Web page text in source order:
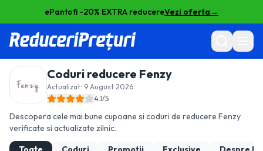
ePantofi -20% EXTRA reducereVezi oferta→
Coduri reducere Fenzy
Actualizat: 9 August 2026
4.1/5
Descopera cele mai bune cupoane si coduri de reducere Fenzy
verificate si actualizate zilnic.